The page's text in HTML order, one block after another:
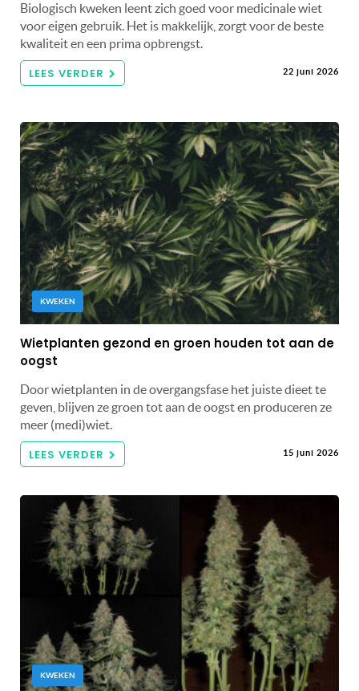
Biologisch kweken leent zich goed voor medicinale wiet
voor eigen gebruik. Het is makkelijk, zorgt voor de beste
kwaliteit en een prima opbrengst.
LEES VERDER 22 juni 2026
KWEKEN
Wietplanten gezond en groen houden tot aan de
oogst
Door wietplanten in de overgangsfase het juiste dieet te
geven, blijven ze groen tot aan de oogst en produceren ze
meer (medi)wiet.
LEES VERDER 15 juni 2026
KWEKEN